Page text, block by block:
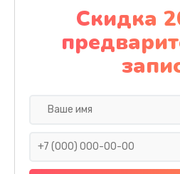
Замена
1250
Замена
Скидка